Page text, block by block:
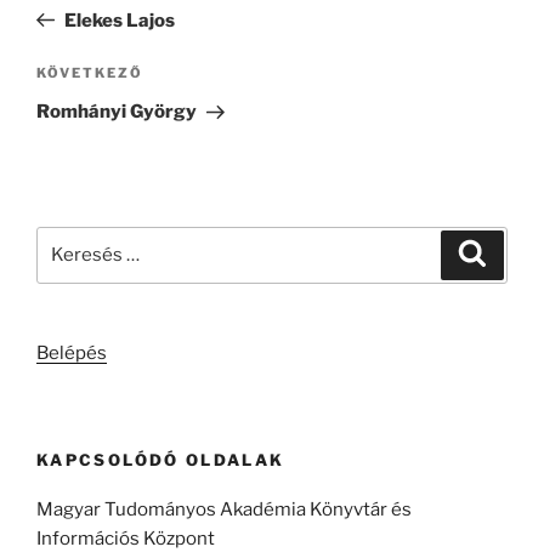
bejegyzés
Elekes Lajos
Következő
bejegyzés
KÖVETKEZŐ
Romhányi György
Belépés
KAPCSOLÓDÓ OLDALAK
Magyar Tudományos Akadémia Könyvtár és
Információs Központ